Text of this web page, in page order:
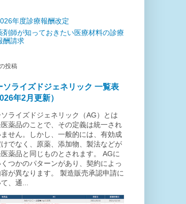
年度診療報酬改定
剤師が知っておきたい医療材料の診療
酬請求
投稿
ソライズドジェネリック 一覧表
年2月更新）
ライズドジェネリック（AG）とは
薬品のことで、その定義は統一され
せん。しかし、一般的には、有効成
でなく、原薬、添加物、製法などが
薬品と同じものとされます。 AGに
つかのパターンがあり、契約によっ
が異なります。 製造販売承認申請に
、通...